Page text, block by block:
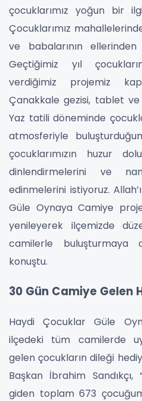
çocuklarımız yoğun bir
Çocuklarımız
ve babalarının
Geçtiğimiz yıl
verdiğimiz projemiz
Çanakkale gezisi, tablet
Yaz tatili döneminde
atmosferiyle
çocuklarımızın huzur
dinlendirmelerini ve
edinmelerini istiyoruz.
Güle Oynaya Camiye
yenileyerek ilçemizde
camilerle buluşturmaya
konuştu.
30 Gün Camiye Gelen
Haydi Çocuklar Güle
ilçedeki tüm camilerde
gelen çocukların dileği
Başkan İbrahim
giden toplam 673